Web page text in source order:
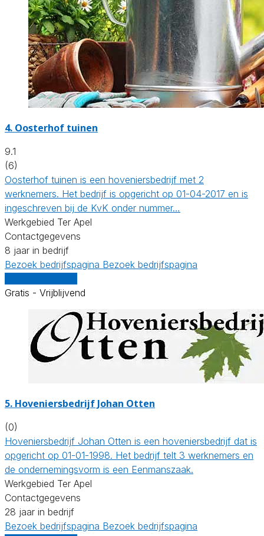
4. Oosterhof tuinen
9.1
(6)
Oosterhof tuinen is een hoveniersbedrijf met 2
werknemers. Het bedrijf is opgericht op 01-04-2017 en is
ingeschreven bij de KvK onder nummer…
Werkgebied Ter Apel
Contactgegevens
8 jaar in bedrijf
Bezoek bedrijfspagina Bezoek bedrijfspagina
Gratis - Vrijblijvend
5. Hoveniersbedrijf Johan Otten
(0)
Hoveniersbedrijf Johan Otten is een hoveniersbedrijf dat is
opgericht op 01-01-1998. Het bedrijf telt 3 werknemers en
de ondernemingsvorm is een Eenmanszaak.
Werkgebied Ter Apel
Contactgegevens
28 jaar in bedrijf
Bezoek bedrijfspagina Bezoek bedrijfspagina